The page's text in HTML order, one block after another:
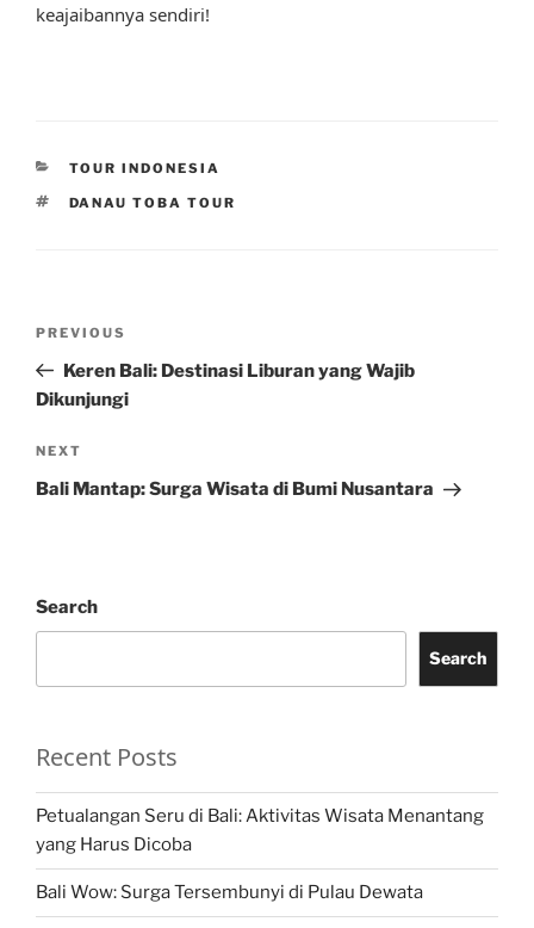
keajaibannya sendiri!
CATEGORIES
TOUR INDONESIA
TAGS
DANAU TOBA TOUR
Previous
Post
PREVIOUS
Keren Bali: Destinasi Liburan yang Wajib
Dikunjungi
Next
Post
NEXT
Bali Mantap: Surga Wisata di Bumi Nusantara
Search
Search
Recent Posts
Petualangan Seru di Bali: Aktivitas Wisata Menantang
yang Harus Dicoba
Bali Wow: Surga Tersembunyi di Pulau Dewata